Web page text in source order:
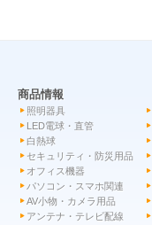
商品情報
照明器具
LED電球・直管
白熱球
セキュリティ・防災用品
オフィス機器
パソコン・スマホ関連
AV小物・カメラ用品
アンテナ・テレビ配線